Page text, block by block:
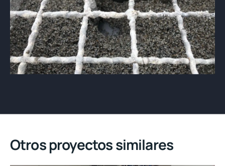
Otros proyectos similares